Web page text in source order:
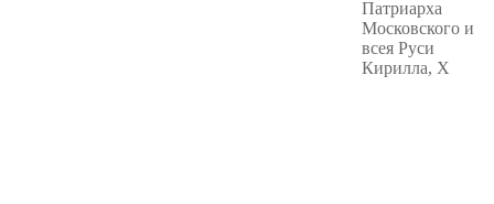
Патриарха
Московского и
всея Руси
Кирилла, X